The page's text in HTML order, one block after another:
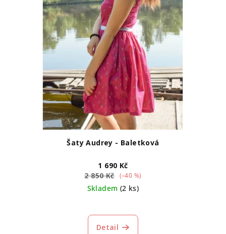
Šaty Audrey - Baletková
1 690 Kč
2 850 Kč
(–40 %)
Skladem (2 ks)
Detail